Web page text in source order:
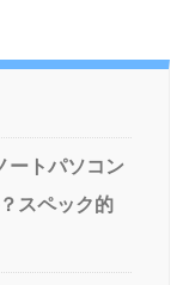
ートパソコン
スペック的